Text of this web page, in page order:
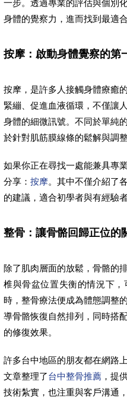
一步。透過專業的評估與個別
身體的覺察力，進而找到最適
按摩：啟動身體覺察的第
按摩，是許多人接觸身體療癒
緊繃、促進血液循環，不僅讓
身體的細微訊號。不同於單純
於針對肌筋膜線條的鬆解與調整
如果你正在尋找一處能兼具專
分享：按摩。其中不僅介紹了
的建議，適合初學者與有經驗者
整骨：讓骨骼回歸正位的
除了肌肉層面的放鬆，骨骼的
椎與骨盆位置失衡的情況下
時，整骨療法便成為體態調整
導骨骼恢復自然排列，同時搭
的修復效果。
許多台中地區的朋友都在網路
文章整理了台中整骨推薦 ，提
技術紮實，也注重與客戶溝通